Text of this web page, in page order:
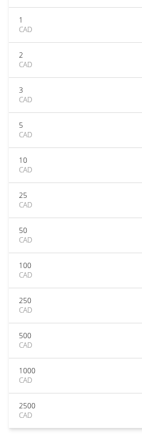
1
CAD
2
CAD
3
CAD
5
CAD
10
CAD
25
CAD
50
CAD
100
CAD
250
CAD
500
CAD
1000
CAD
2500
CAD